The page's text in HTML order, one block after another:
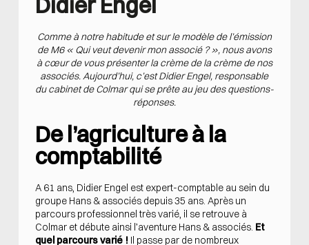
Comme à notre habitude et sur le modèle de l’émission
de M6 « Qui veut devenir mon associé ? », nous avons
à cœur de vous présenter la crème de la crème de nos
associés. Aujourd’hui, c’est Didier Engel, responsable
du cabinet de Colmar qui se prête au jeu des questions-
réponses.
De l’agriculture à la
comptabilité
A 61 ans, Didier Engel est expert-comptable au sein du
groupe Hans & associés depuis 35 ans. Après un
parcours professionnel très varié, il se retrouve à
Colmar et débute ainsi l’aventure Hans & associés. Et
quel parcours varié !Il passe par de nombreux